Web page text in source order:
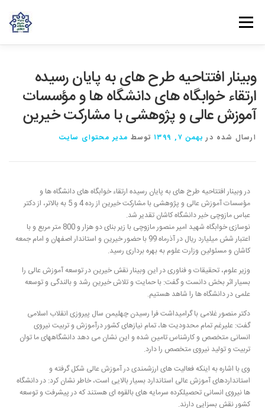
فهرست
مراکز مرتبط با بنیاد بانوان مهرورز درباره بنیاد خانه
وبینار افتتاحیه طرح های به پایان رسیده
ارتقاء خوابگاه‌ های دانشگاه ها و مؤسسات
آموزش عالی و پژوهشی با مشارکت خیرین
ارسال شده در بهمن ۷, ۱۳۹۹ توسط مدیر محتوای سایت
در وبینار افتتاحیه طرح های به پایان رسیده ارتقاء خوابگاه‌ های دانشگاه ها و
مؤسسات آموزش عالی و پژوهشی با مشارکت خیرین از رده 4 و 5 به بالاتر، از دکتر
عباس مازوچی خیر دانشگاه کاشان تقدیر شد.
نوسازی خوابگاه شهید امیر منصور مازوچی با زیر بنای دو هزار و 800 متر مربع و با
اعتبار شش میلیارد ریال در آذرماه 99 با حضور خیرین و استاندار اصفهان و امام جمعه
کاشان و مسئولین وزارت علوم به بهره برداری رسید.
وزیر علوم، تحقیقات و فناوری در این وبینار نقش خیرین در توسعه آموزش عالی را
بسیار اثر بخش دانست و گفت: با حمایت و تلاش خیرین رشد و بالندگی و توسعه
علمی در دانشگاه ها را شاهد هستیم.
دکتر منصور غلامی با گرامیداشت فرا رسیدن چهلیمن سال پیروزی انقلاب اسلامی
گفت: علیرغم تمام محدودیت ها، تمام نیازهای کشور درآموزش و تربیت نیروی
انسانی متخصص و کارشناس تامین شده و این نشان می دهد دانشگاههای ما توان
تربیت و تولید نیروی متخصص را دارد.
وی با اشاره به اینکه فعالیت های ارزشمندی در آموزش عالی شکل گرفته و
استانداردهای آموزش عالی استاندارد بسیار بالایی است، خاطر نشان کرد: در دانشگاه
ها نیروی انسانی تحصیلکرده سرمایه های بالقوه ای هستند که در پیشرفت و توسعه
کشور نقش بسزایی دارند.